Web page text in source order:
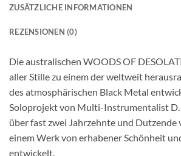
ZUSÄTZLICHE INFORMATIONEN
REZENSIONEN (0)
Die australischen WOODS OF
aller Stille zu einem der weltweit
des atmosphärischen Black Metal
Soloprojekt von Multi-Instrumentalist D.
über fast zwei Jahrzehnte und Dutzende
einem Werk von erhabener Schönheit
entwickelt.